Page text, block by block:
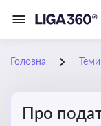
Головна Теми
Про